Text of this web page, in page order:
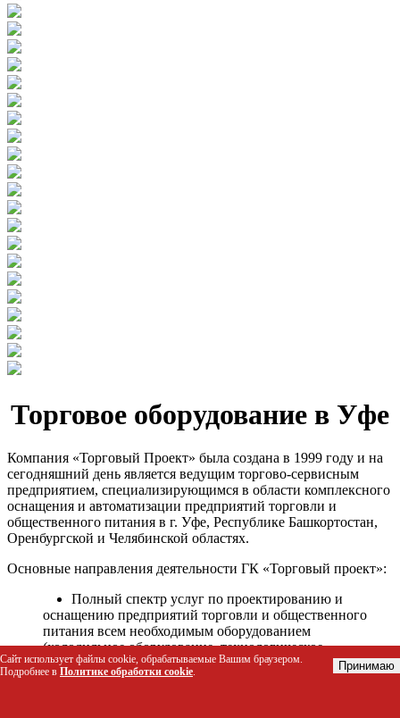
Торговое оборудование в Уфе
Компания «Торговый Проект» была создана в 1999 году и на
сегодняшний день является ведущим торгово-сервисным
предприятием, специализирующимся в области комплексного
оснащения и автоматизации предприятий торговли и
общественного питания в г. Уфе, Республике Башкортостан,
Оренбургской и Челябинской областях.
Основные направления деятельности ГК «Торговый проект»:
Полный спектр услуг по проектированию и
оснащению предприятий торговли и общественного
питания всем необходимым оборудованием
(холодильное оборудование, технологическое
оборудование, стеллажное оборудование и т.д.);
Автоматизация торговых процессов и внедрения
Сайт использует файлы cookie, обрабатываемые Вашим браузером.
Подробнее в Политике обработки cookie. Принимаю